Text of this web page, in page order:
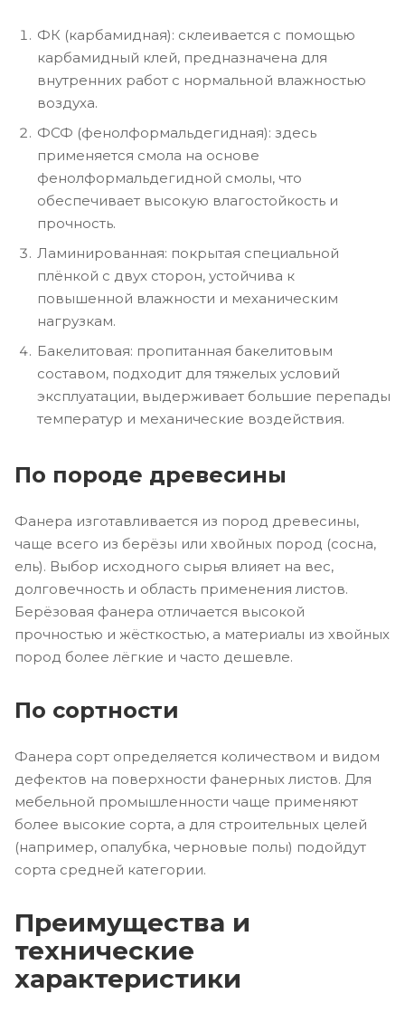
ФК (карбамидная): склеивается с помощью
карбамидный клей, предназначена для
внутренних работ с нормальной влажностью
воздуха.
ФСФ (фенолформальдегидная): здесь
применяется смола на основе
фенолформальдегидной смолы, что
обеспечивает высокую влагостойкость и
прочность.
Ламинированная: покрытая специальной
плёнкой с двух сторон, устойчива к
повышенной влажности и механическим
нагрузкам.
Бакелитовая: пропитанная бакелитовым
составом, подходит для тяжелых условий
эксплуатации, выдерживает большие перепады
температур и механические воздействия.
По породе древесины
Фанера изготавливается из пород древесины,
чаще всего из берёзы или хвойных пород (сосна,
ель). Выбор исходного сырья влияет на вес,
долговечность и область применения листов.
Берёзовая фанера отличается высокой
прочностью и жёсткостью, а материалы из хвойных
пород более лёгкие и часто дешевле.
По сортности
Фанера сорт определяется количеством и видом
дефектов на поверхности фанерных листов. Для
мебельной промышленности чаще применяют
более высокие сорта, а для строительных целей
(например, опалубка, черновые полы) подойдут
сорта средней категории.
Преимущества и
технические
характеристики